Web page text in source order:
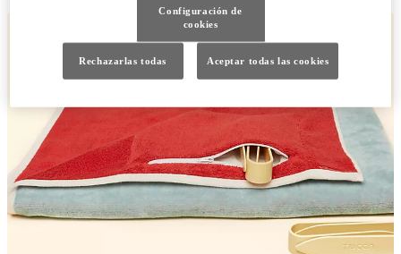
Configuración de
cookies
Rechazarlas todas Aceptar todas las cookies